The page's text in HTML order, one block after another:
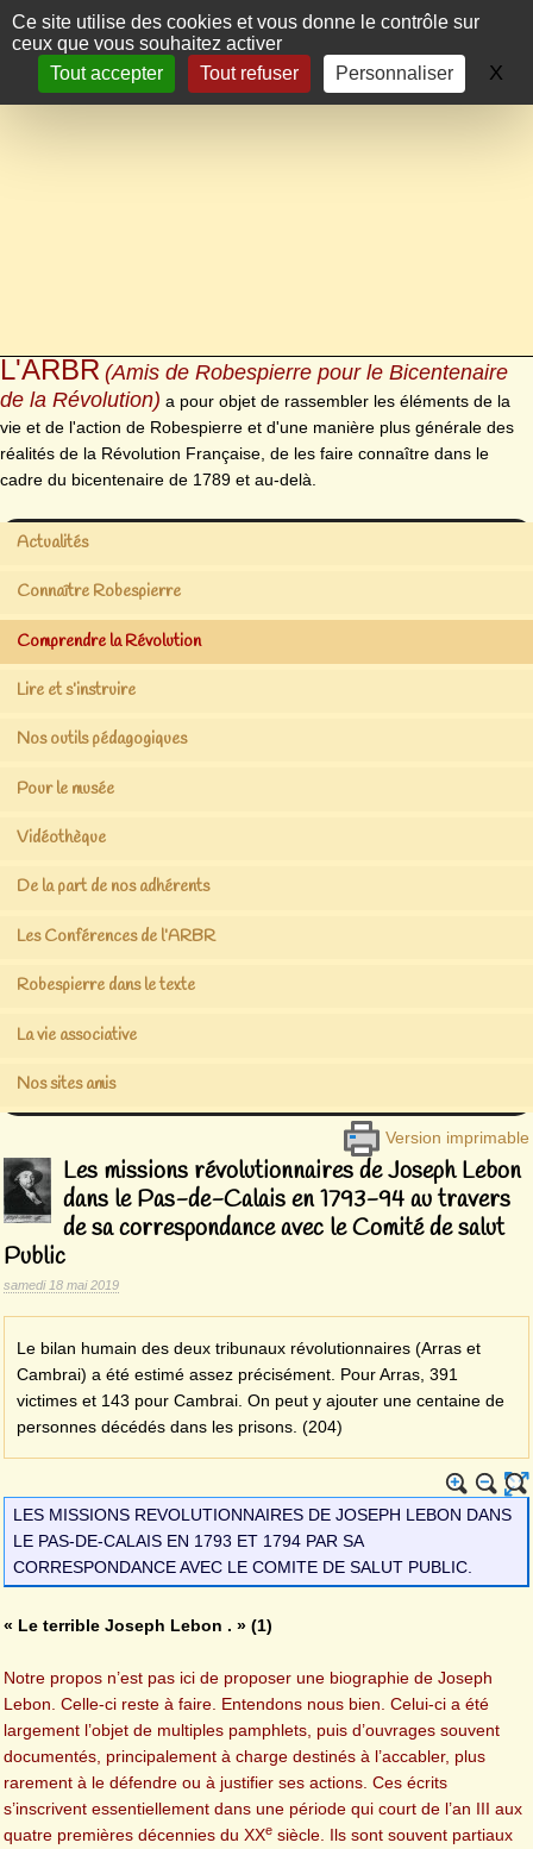
Panneau de gestion des cookies
Ce site utilise des cookies et vous donne le contrôle sur
ceux que vous souhaitez activer
Tout accepter
Tout refuser Personnaliser X
L'ARBR (Amis de Robespierre pour le Bicentenaire
de la Révolution) a pour objet de rassembler les éléments de la
vie et de l'action de Robespierre et d'une manière plus générale des
réalités de la Révolution Française, de les faire connaître dans le
cadre du bicentenaire de 1789 et au-delà.
Actualités
Connaître Robespierre
Comprendre la Révolution
Lire et s’instruire
Nos outils pédagogiques
Pour le musée
Vidéothèque
De la part de nos adhérents
Les Conférences de l’ARBR
Robespierre dans le texte
La vie associative
Nos sites amis
Version imprimable
Les missions révolutionnaires de Joseph Lebon
dans le Pas-de-Calais en 1793-94 au travers
de sa correspondance avec le Comité de salut
Public
samedi 18 mai 2019
Le bilan humain des deux tribunaux révolutionnaires (Arras et
Cambrai) a été estimé assez précisément. Pour Arras, 391
victimes et 143 pour Cambrai. On peut y ajouter une centaine de
personnes décédés dans les prisons. (204)
LES MISSIONS REVOLUTIONNAIRES DE JOSEPH LEBON DANS
LE PAS-DE-CALAIS EN 1793 ET 1794 PAR SA
CORRESPONDANCE AVEC LE COMITE DE SALUT PUBLIC.
« Le terrible Joseph Lebon . » (1)
Notre propos n’est pas ici de proposer une biographie de Joseph
Lebon. Celle-ci reste à faire. Entendons nous bien. Celui-ci a été
largement l’objet de multiples pamphlets, puis d’ouvrages souvent
documentés, principalement à charge destinés à l’accabler, plus
rarement à le défendre ou à justifier ses actions. Ces écrits
s’inscrivent essentiellement dans une période qui court de l’an III aux
quatre premières décennies du XXe siècle. Ils sont souvent partiaux